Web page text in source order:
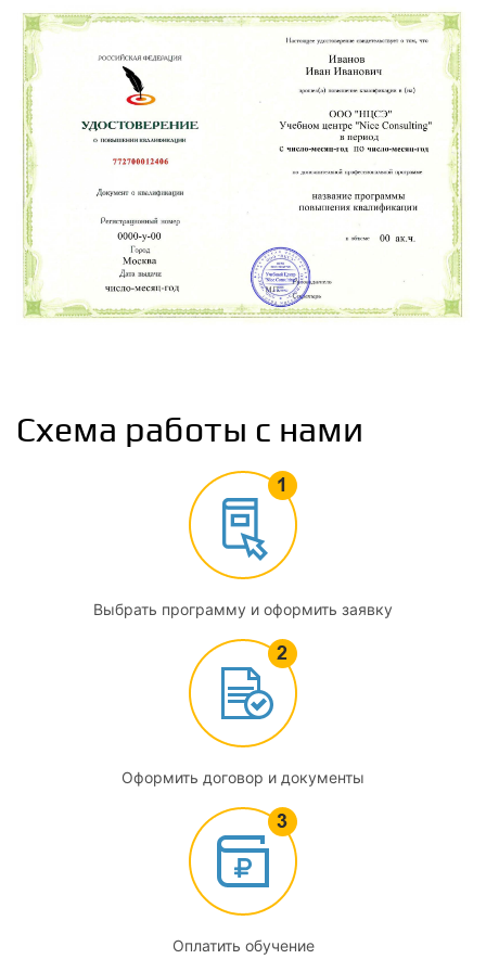
Методика разработки спортивной образовательной
программы
Физическая культура в общекультурной и
профессиональной подготовке детей и подростков
3.3
Общая и специальная физическая подготовка в процессе
физического воспитания
Методика преподавания физической культуры и
физического воспитания
4
4.1
Основы общей патологии
4.3
Врачебно-педагогический контроль за занимающимися
физической культуры и спорта
Схема работы с нами
Выбрать программу и оформить заявку
Оформить договор и документы
Оплатить обучение